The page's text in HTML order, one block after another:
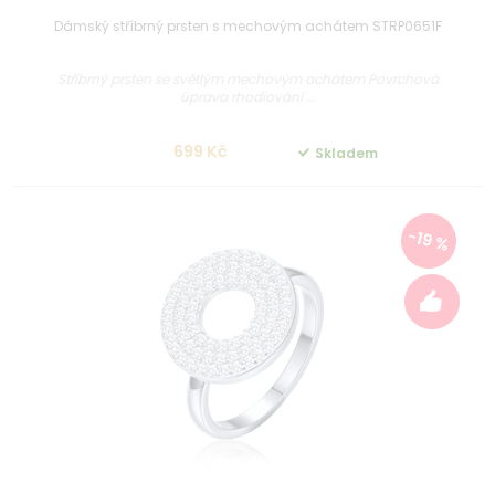
Dámský stříbrný prsten s mechovým achátem STRP0651F
699 Kč Skladem
-19 %